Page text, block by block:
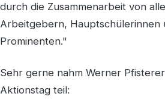
durch die Zusammenarbeit von
Arbeitgebern, Hauptschülerinnen
Prominenten."
Sehr gerne nahm Werner
Aktionstag teil: